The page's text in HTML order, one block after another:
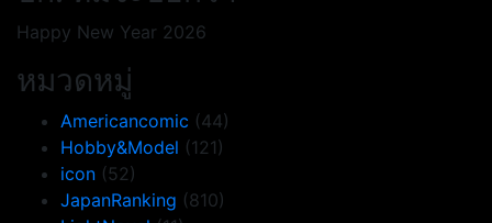
Happy New Year 2026
หมวดหมู่
Americancomic (44)
Hobby&Model (121)
icon (52)
JapanRanking (810)